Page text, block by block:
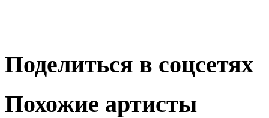
Поделиться в соцсетях
Похожие артисты